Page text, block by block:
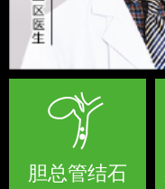
胆总管结石